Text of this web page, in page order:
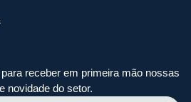
receber em primeira mão nossas
novidade do setor.